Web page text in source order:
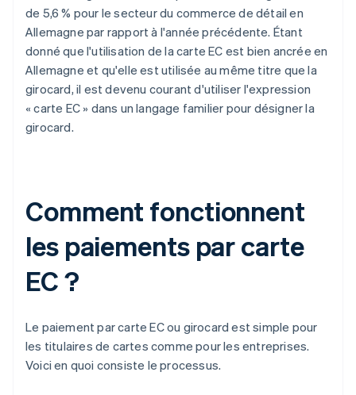
de 5,6 % pour le secteur du commerce de détail en
Allemagne par rapport à l'année précédente. Étant
donné que l'utilisation de la carte EC est bien ancrée en
Allemagne et qu'elle est utilisée au même titre que la
girocard, il est devenu courant d'utiliser l'expression
« carte EC » dans un langage familier pour désigner la
girocard.
Comment fonctionnent
les paiements par carte
EC ?
Le paiement par carte EC ou girocard est simple pour
les titulaires de cartes comme pour les entreprises.
Voici en quoi consiste le processus.